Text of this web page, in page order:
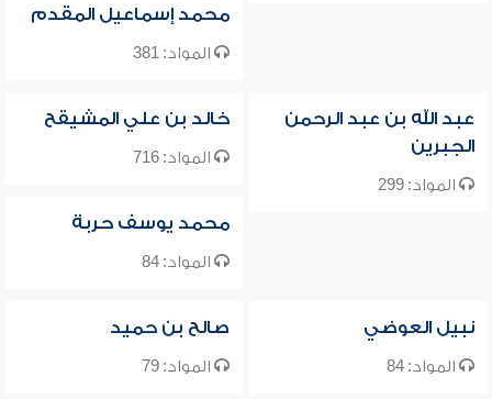
محمد إسماعيل المقدم
المواد: 381
عبد الله بن عبد الرحمن
الجبرين
المواد: 299
خالد بن علي المشيقح
المواد: 716
محمد يوسف حربة
المواد: 84
نبيل العوضي
المواد: 84
صالح بن حميد
المواد: 79